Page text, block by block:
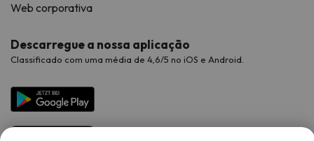
Web corporativa
Descarregue a nossa aplicação
Classificado com uma média de 4,6/5 no iOS e Android.